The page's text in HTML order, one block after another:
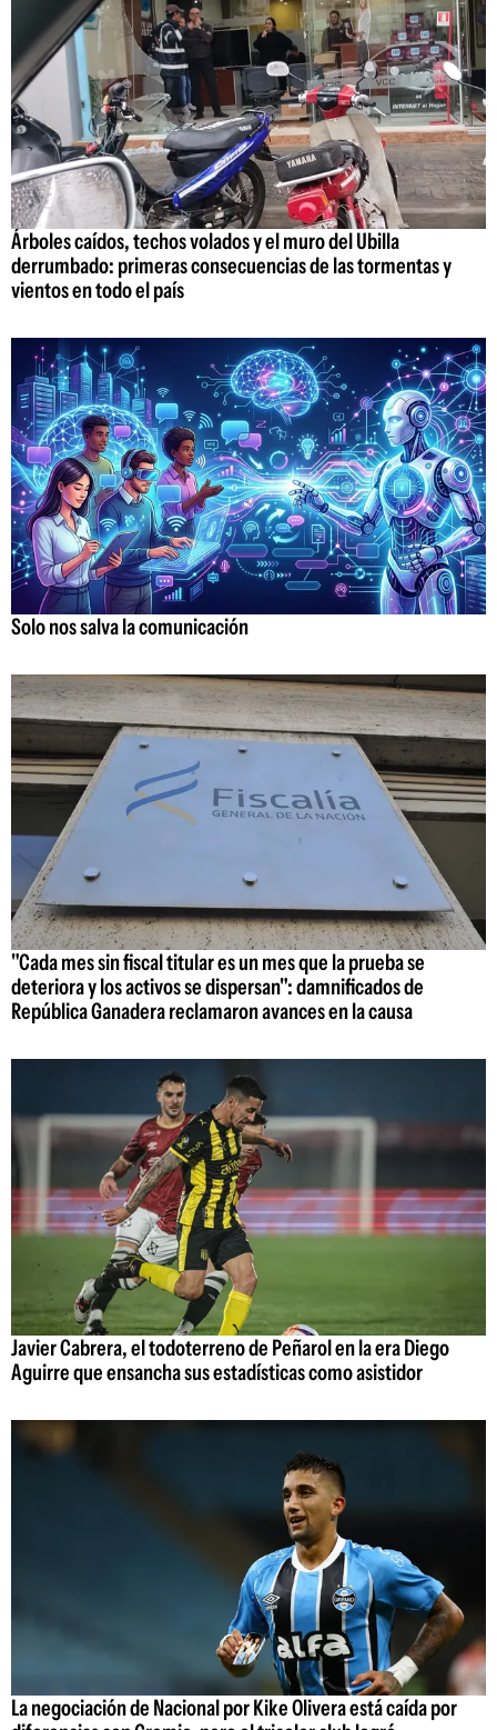
Árboles caídos, techos volados y el muro del Ubilla
derrumbado: primeras consecuencias de las tormentas y
vientos en todo el país
Solo nos salva la comunicación
"Cada mes sin fiscal titular es un mes que la prueba se
deteriora y los activos se dispersan": damnificados de
República Ganadera reclamaron avances en la causa
Javier Cabrera, el todoterreno de Peñarol en la era Diego
Aguirre que ensancha sus estadísticas como asistidor
La negociación de Nacional por Kike Olivera está caída por